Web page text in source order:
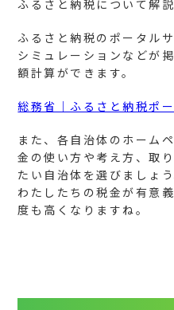
ふるさと納税について解説
ふるさと納税のポータル
シミュレーションなどが
額計算ができます。
総務省｜ふるさと納税ポ
また、各自治体のホーム
金の使い方や考え方、取
たい自治体を選びましょう
わたしたちの税金が有意
度も高くなりますね。